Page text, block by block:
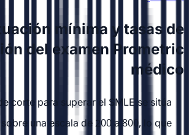
mínima y tasas de
del examen Prometric
médico
corte para superar el SMLE se sitúa
una escala de 200 a 800, lo que